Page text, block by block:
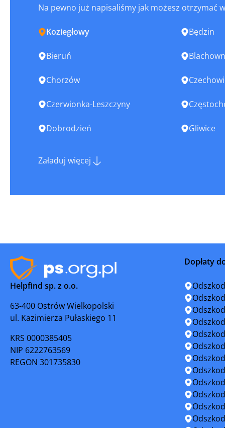
Na pewno już napisaliśmy jak możesz otrzymać
Koziegłowy Będzin
Bieruń
Chorzów
Czerwionka-Leszczyny
Dobrodzień Gliwice
Łazy
Myszków
Orzesze Piekary
Poręba Pszczyna
Racibórz
Ruda
Załaduj więcej
Helpfind sp. z o.o.
63-400 Ostrów Wielkopolski
ul. Kazimierza Pułaskiego 11
KRS 0000385405
NIP 6222763569
REGON 301735830
Dopłaty